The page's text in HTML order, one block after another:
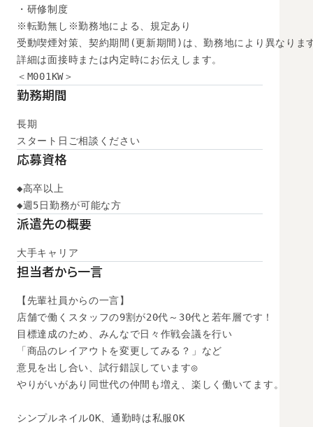
・研修制度
※転勤無し※勤務地による、規定あり
受動喫煙対策、契約期間(更新期間)は、勤務地により異なりま
詳細は面接時または内定時にお伝えします。
＜M001KW＞
勤務期間
長期
スタート日ご相談ください
応募資格
◆高卒以上
◆週5日勤務が可能な方
派遣先の概要
大手キャリア
担当者から一言
【先輩社員からの一言】
店舗で働くスタッフの9割が20代～30代と若年層です！
目標達成のため、みんなで日々作戦会議を行い
「商品のレイアウトを変更してみる？」など
意見を出し合い、試行錯誤しています◎
やりがいがあり同世代の仲間も増え、楽しく働いてます。
シンプルネイルOK、通勤時は私服OK